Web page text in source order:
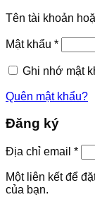
Tên tài khoản
Mật khẩu *Bắt
buộc
Ghi nhớ mật
Quên mật khẩu?
Đăng ký
Địa chỉ email *Bắt
Một liên kết để
của bạn.